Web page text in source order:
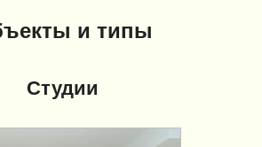
и типы
Студии